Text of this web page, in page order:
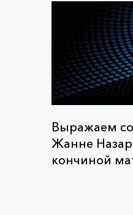
Выражаем
Жанне
кончиной